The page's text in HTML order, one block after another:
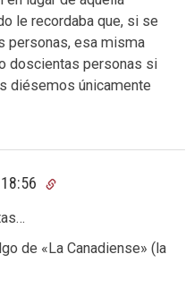
le recordaba que, si se
personas, esa misma
doscientas personas si
diésemos únicamente
de «La Canadiense» (la